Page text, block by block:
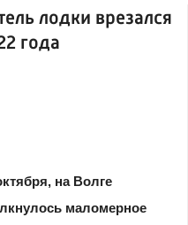
лодки врезался
года
на Волге
маломерное